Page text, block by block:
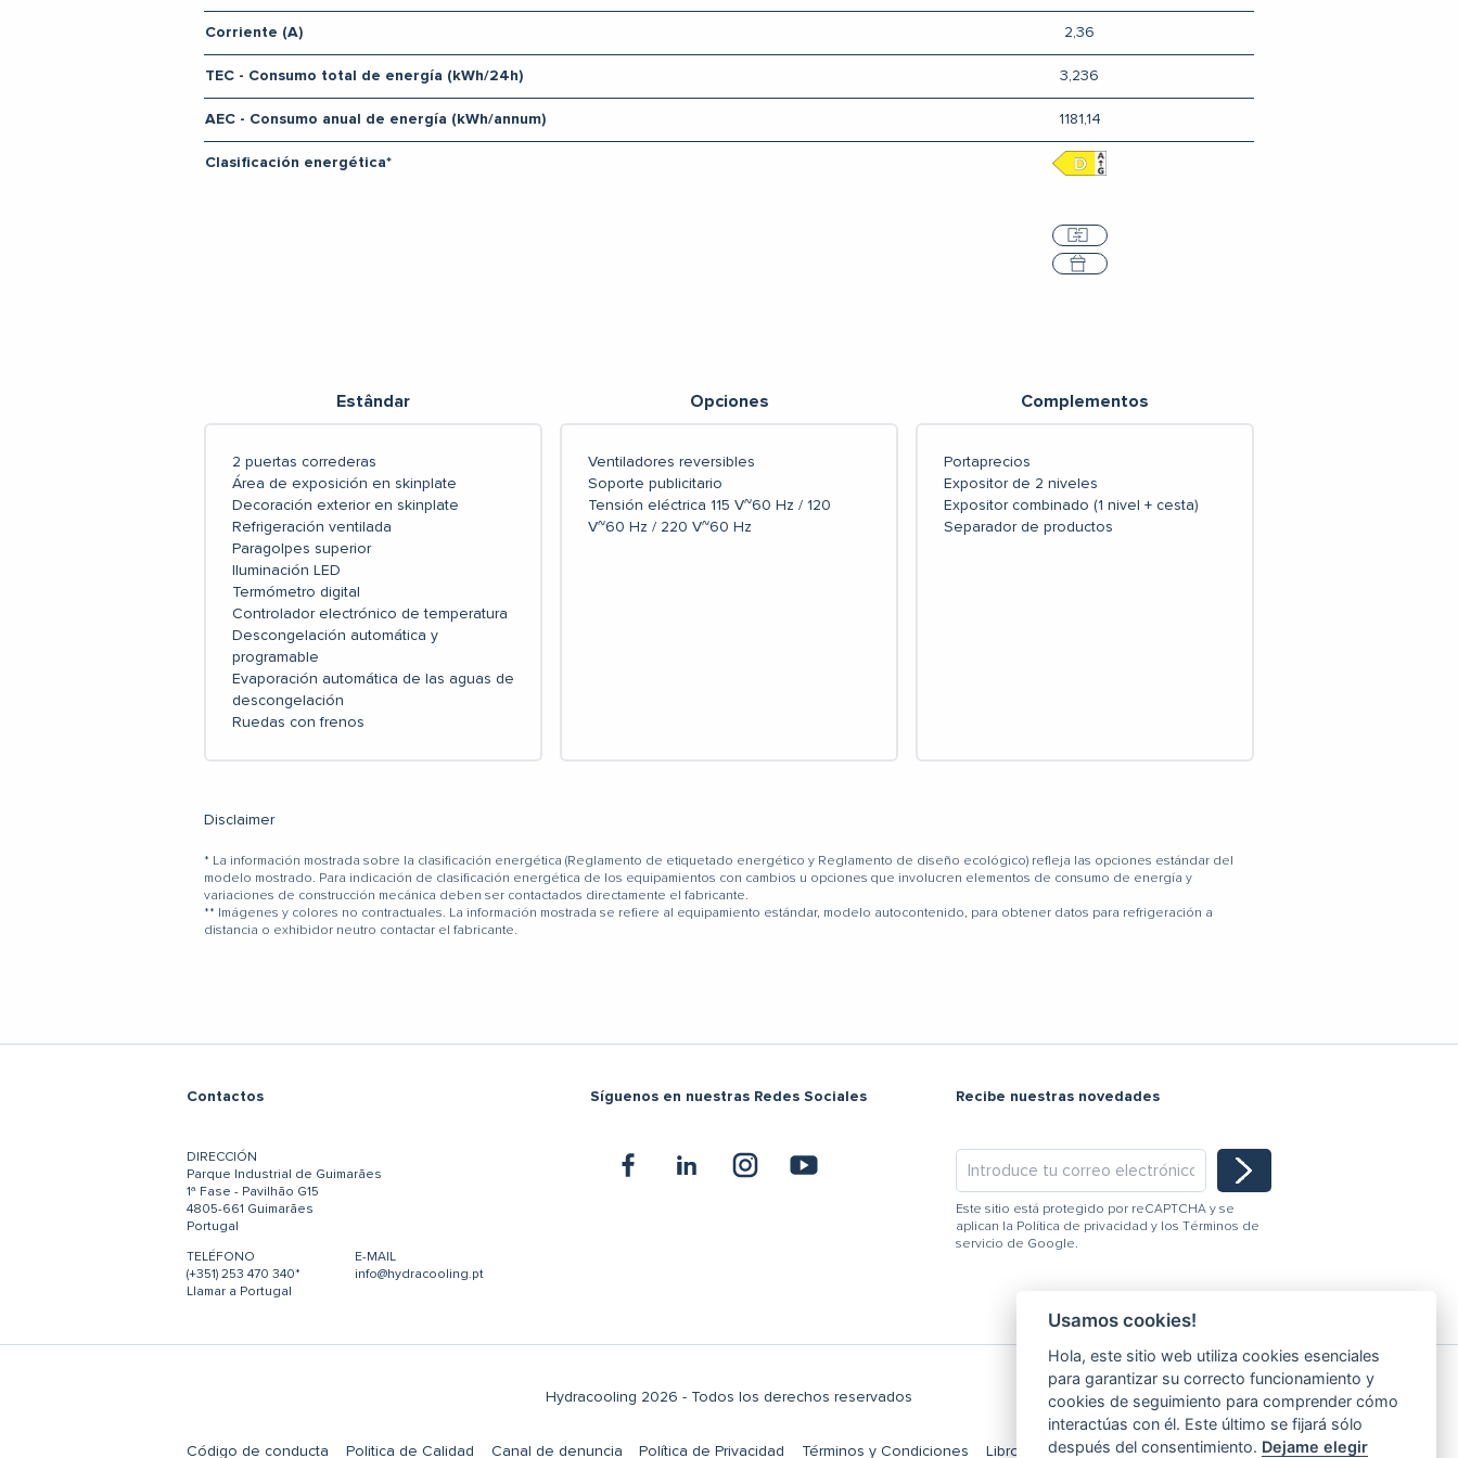
Corriente (A) 2,36
TEC - Consumo total de energía (kWh/24h) 3,236
AEC - Consumo anual de energía (kWh/annum) 1181,14
Clasificación energética*
Comparar
Seleccione
Estândar
2 puertas correderas
Área de exposición en skinplate
Decoración exterior en skinplate
Refrigeración ventilada
Paragolpes superior
Iluminación LED
Termómetro digital
Controlador electrónico de temperatura
Descongelación automática y
programable
Evaporación automática de las aguas de
descongelación
Ruedas con frenos
Opciones
Ventiladores reversibles
Soporte publicitario
Tensión eléctrica 115 V~60 Hz / 120
V~60 Hz / 220 V~60 Hz
Complementos
Portaprecios
Expositor de 2 niveles
Expositor combinado (1 nivel + cesta)
Separador de productos
Disclaimer
* La información mostrada sobre la clasificación energética (Reglamento de etiquetado energético y Reglamento de diseño ecológico) refleja las opciones estándar del
modelo mostrado. Para indicación de clasificación energética de los equipamientos con cambios u opciones que involucren elementos de consumo de energía y
variaciones de construcción mecánica deben ser contactados directamente el fabricante.
** Imágenes y colores no contractuales. La información mostrada se refiere al equipamiento estándar, modelo autocontenido, para obtener datos para refrigeración a
distancia o exhibidor neutro contactar el fabricante.
Contactos
DIRECCIÓN
Parque Industrial de Guimarães
1ª Fase - Pavilhão G15
4805-661 Guimarães
Portugal
TELÉFONO
(+351) 253 470 340*
Llamar a Portugal
E-MAIL
info@hydracooling.pt
Síguenos en nuestras Redes Sociales Recibe nuestras novedades
Este sitio está protegido por reCAPTCHA y se
aplican la Política de privacidad y losTérminos de
servicio de Google.
Hydracooling 2026 - Todos los derechos reservados
Código de conducta Politica de Calidad Canal de denuncia Política de Privacidad Términos y Condiciones Libro de Reclamaciones Editar Cookies
Usamos cookies!
Hola, este sitio web utiliza cookies esenciales
para garantizar su correcto funcionamiento y
cookies de seguimiento para comprender cómo
interactúas con él. Este último se fijará sólo
después del consentimiento. Dejame elegir